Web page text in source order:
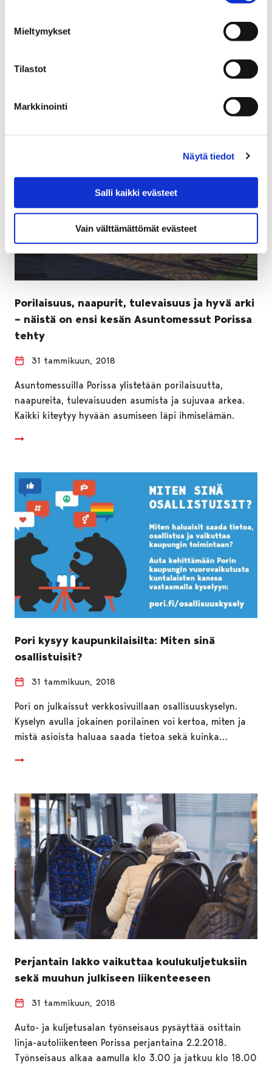
Mieltymykset
Tilastot
Markkinointi
Näytä tiedot
Salli kaikki evästeet
Vain välttämättömät evästeet
Porissa Karjarannantiellä otettiin käyttöön Suomen
ajoneuvojen tunnistuksessa käytetään edistyksellistä
Porilaisuus, naapurit, tulevaisuus ja hyvä arki
– näistä on ensi kesän Asuntomessut Porissa
tehty
31 tammikuun, 2018
Asuntomessuilla Porissa ylistetään porilaisuutta,
naapureita, tulevaisuuden asumista ja sujuvaa arkea.
Kaikki kiteytyy hyvään asumiseen läpi ihmiselämän.
Pori kysyy kaupunkilaisilta: Miten sinä
osallistuisit?
31 tammikuun, 2018
Pori on julkaissut verkkosivuillaan osallisuuskyselyn.
Kyselyn avulla jokainen porilainen voi kertoa, miten ja
mistä asioista haluaa saada tietoa sekä kuinka…
Perjantain lakko vaikuttaa koulukuljetuksiin
sekä muuhun julkiseen liikenteeseen
31 tammikuun, 2018
Auto- ja kuljetusalan työnseisaus pysäyttää osittain
linja-autoliikenteen Porissa perjantaina 2.2.2018.
Työnseisaus alkaa aamulla klo 3.00 ja jatkuu klo 18.00